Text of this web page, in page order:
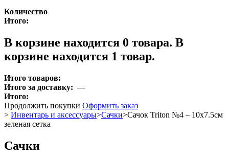
Количество
Итого:
В корзине находится 0 товара. В
корзине находится 1 товар.
Итого товаров:
Итого за доставку: —
Итого:
Продолжить покупки Оформить заказ
> Инвентарь и аксессуары>Сачки>Сачок Triton №4 – 10x7.5см
зеленая сетка
Сачки